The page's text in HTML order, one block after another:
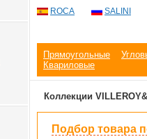
ROCA SALINI
Прямоугольные
Квариловые
Коллекции
Подбор товара